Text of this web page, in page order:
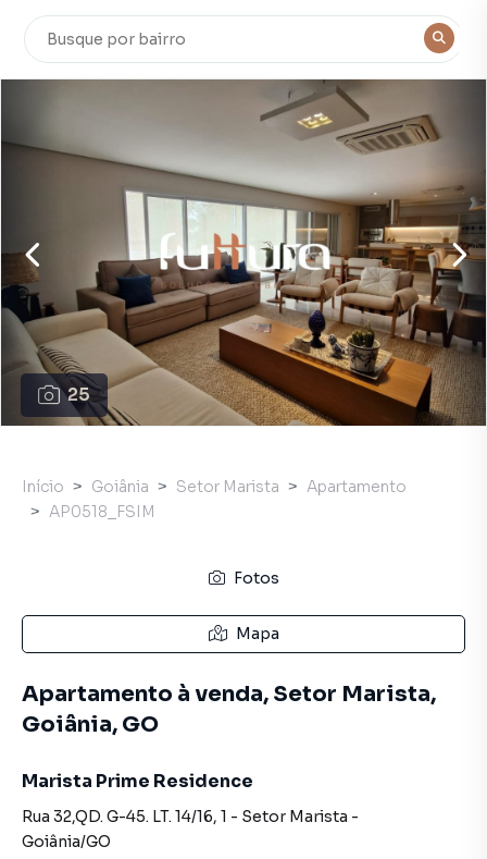
25
Início Goiânia Setor Marista
Apartamento
AP0518_FSIM
Fotos
Mapa
Apartamento à venda, Setor Marista,
Goiânia, GO
Marista Prime Residence
Rua 32,QD. G-45. LT. 14/16, 1 - Setor Marista -
Goiânia/GO